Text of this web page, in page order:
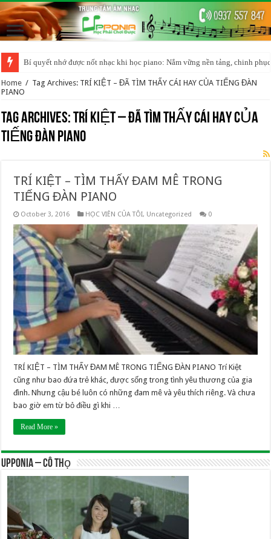
Bí quyết nhớ được nốt nhạc khi học piano: Nắm vững nền tảng, chinh
Home / Tag Archives: TRÍ KIỆT – ĐÃ TÌM THẤY CÁI HAY CỦA TIẾNG ĐÀN
PIANO
Tag Archives:TRÍ KIỆT – ĐÃ TÌM THẤY CÁI HAY CỦA
TIẾNG ĐÀN PIANO
TRÍ KIỆT – TÌM THẤY ĐAM MÊ TRONG
TIẾNG ĐÀN PIANO
October 3, 2016 HỌC VIÊN CỦA TÔI, Uncategorized 0
TRÍ KIỆT – TÌM THẤY ĐAM MÊ TRONG TIẾNG ĐÀN PIANO Trí Kiệt
cũng như bao đứa trẻ khác, được sống trong tình yêu thương của gia
đình. Nhưng cậu bé luôn có những đam mê và yêu thích riêng. Và chưa
bao giờ em từ bỏ điều gì khi …
Read More »
UPPONIA – Cô Thọ